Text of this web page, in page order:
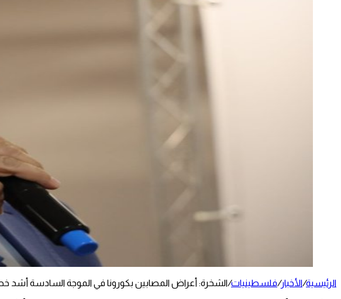
الرئيسية/الأخبار/فلسطينيات/الشخرة: أعراض المصابين بكورونا في الموجة السادسة أشد